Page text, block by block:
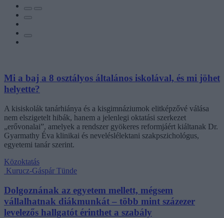
Mi a baj a 8 osztályos általános iskolával, és mi jöhet
helyette?
A kisiskolák tanárhiánya és a kisgimnáziumok elitképzővé válása
nem elszigetelt hibák, hanem a jelenlegi oktatási szerkezet
„erővonalai”, amelyek a rendszer gyökeres reformjáért kiáltanak Dr.
Gyarmathy Éva klinikai és neveléslélektani szakpszichológus,
egyetemi tanár szerint.
Közoktatás
Kurucz-Gáspár Tünde
Dolgoznának az egyetem mellett, mégsem
vállalhatnak diákmunkát – több mint százezer
levelezős hallgatót érinthet a szabály